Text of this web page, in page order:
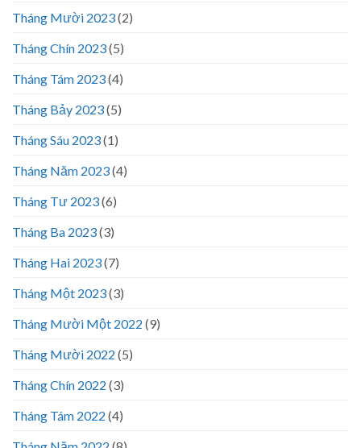
Tháng Mười 2023(2)
Tháng Chín 2023(5)
Tháng Tám 2023(4)
Tháng Bảy 2023(5)
Tháng Sáu 2023(1)
Tháng Năm 2023(4)
Tháng Tư 2023(6)
Tháng Ba 2023(3)
Tháng Hai 2023(7)
Tháng Một 2023(3)
Tháng Mười Một 2022 (9)
Tháng Mười 2022 (5)
Tháng Chín 2022 (3)
Tháng Tám 2022 (4)